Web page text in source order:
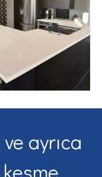
ayrıca